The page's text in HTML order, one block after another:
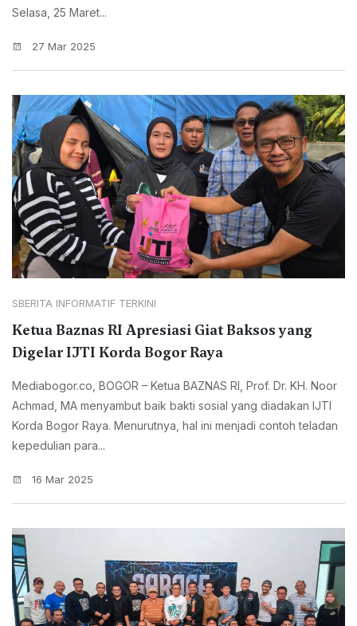
Selasa, 25 Maret...
27 Mar 2025
SBERITA INFORMATIF TERKINI
Ketua Baznas RI Apresiasi Giat Baksos yang
Digelar IJTI Korda Bogor Raya
Mediabogor.co, BOGOR – Ketua BAZNAS RI, Prof. Dr. KH. Noor
Achmad, MA menyambut baik bakti sosial yang diadakan IJTI
Korda Bogor Raya. Menurutnya, hal ini menjadi contoh teladan
kepedulian para...
16 Mar 2025